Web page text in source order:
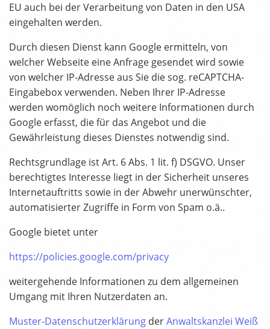
EU auch bei der Verarbeitung von Daten in den USA
eingehalten werden.
Durch diesen Dienst kann Google ermitteln, von
welcher Webseite eine Anfrage gesendet wird sowie
von welcher IP-Adresse aus Sie die sog. reCAPTCHA-
Eingabebox verwenden. Neben Ihrer IP-Adresse
werden womöglich noch weitere Informationen durch
Google erfasst, die für das Angebot und die
Gewährleistung dieses Dienstes notwendig sind.
Rechtsgrundlage ist Art. 6 Abs. 1 lit. f) DSGVO. Unser
berechtigtes Interesse liegt in der Sicherheit unseres
Internetauftritts sowie in der Abwehr unerwünschter,
automatisierter Zugriffe in Form von Spam o.ä..
Google bietet unter
https://policies.google.com/privacy
weitergehende Informationen zu dem allgemeinen
Umgang mit Ihren Nutzerdaten an.
Muster-Datenschutzerklärung derAnwaltskanzlei Weiß